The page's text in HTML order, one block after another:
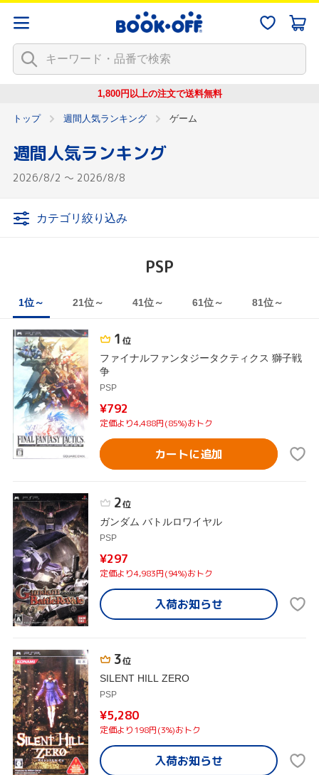
1,800円以上の注文で送料無料
トップ 週間人気ランキング ゲーム
週間人気ランキング
2026/8/2 ～ 2026/8/8
カテゴリ絞り込み
PSP
1位～ 21位～ 41位～ 61位～ 81位～
1 位
ファイナルファンタジータクティクス 獅子戦
争
PSP
¥792
定価より4,488円(85%)おトク
カートに追加
2位
ガンダム バトルロワイヤル
PSP
¥297
定価より4,983円(94%)おトク
入荷お知らせ
3位
SILENT HILL ZERO
PSP
¥5,280
定価より198円(3%)おトク
入荷お知らせ